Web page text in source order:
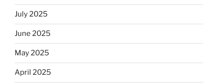
July 2025
June 2025
May 2025
April 2025